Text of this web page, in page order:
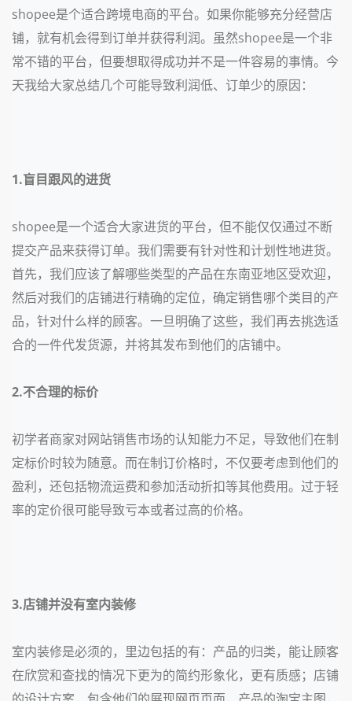
shopee是个适合跨境电商的平台。如果你能够充分经营店
铺，就有机会得到订单并获得利润。虽然shopee是一个非
常不错的平台，但要想取得成功并不是一件容易的事情。今
天我给大家总结几个可能导致利润低、订单少的原因：
1.盲目跟风的进货
shopee是一个适合大家进货的平台，但不能仅仅通过不断
提交产品来获得订单。我们需要有针对性和计划性地进货。
首先，我们应该了解哪些类型的产品在东南亚地区受欢迎，
然后对我们的店铺进行精确的定位，确定销售哪个类目的产
品，针对什么样的顾客。一旦明确了这些，我们再去挑选适
合的一件代发货源，并将其发布到他们的店铺中。
2.不合理的标价
初学者商家对网站销售市场的认知能力不足，导致他们在制
定标价时较为随意。而在制订价格时，不仅要考虑到他们的
盈利，还包括物流运费和参加活动折扣等其他费用。过于轻
率的定价很可能导致亏本或者过高的价格。
3.店铺并没有室内装修
室内装修是必须的，里边包括的有：产品的归类，能让顾客
在欣赏和查找的情况下更为的简约形象化，更有质感；店铺